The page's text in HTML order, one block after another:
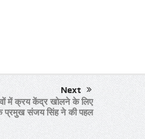
Next
में क्रय केंद्र खोलने के लिए
प्रमुख संजय सिंह ने की पहल